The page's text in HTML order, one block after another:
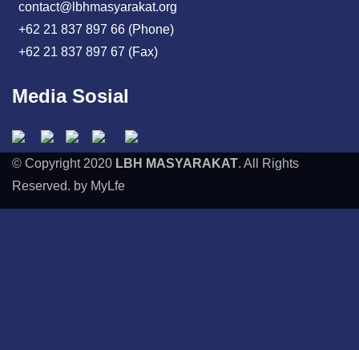
contact@lbhmasyarakat.org
+62 21 837 897 66 (Phone)
+62 21 837 897 67 (Fax)
Media Sosial
© Copyright 2020 LBH MASYARAKAT. All Rights
Reserved. by MyLfe